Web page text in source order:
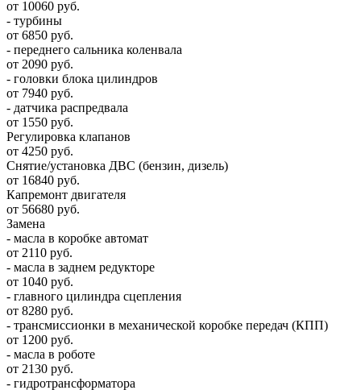
от 10060 руб.
- турбины
от 6850 руб.
- переднего сальника коленвала
от 2090 руб.
- головки блока цилиндров
от 7940 руб.
- датчика распредвала
от 1550 руб.
Регулировка клапанов
от 4250 руб.
Снятие/установка ДВС (бензин, дизель)
от 16840 руб.
Капремонт двигателя
от 56680 руб.
Замена
- масла в коробке автомат
от 2110 руб.
- масла в заднем редукторе
от 1040 руб.
- главного цилиндра сцепления
от 8280 руб.
- трансмиссионки в механической коробке передач (КПП)
от 1200 руб.
- масла в роботе
от 2130 руб.
- гидротрансформатора